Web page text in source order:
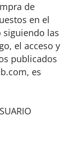
de
en el
siguiendo las
el acceso y
publicados
es